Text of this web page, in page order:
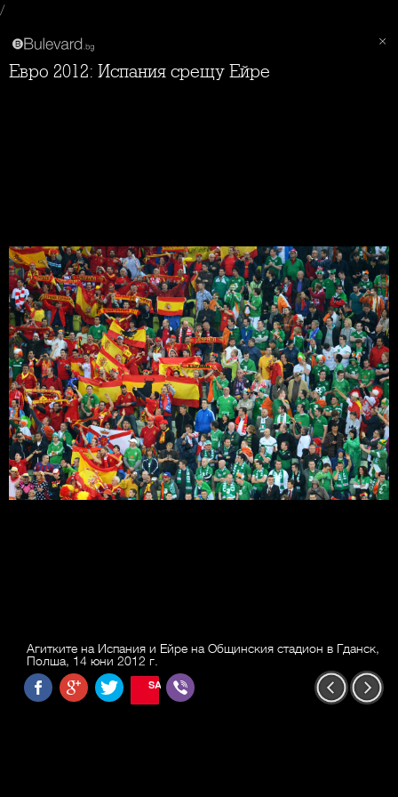
/
Евро 2012: Испания срещу Ейре
Агитките на Испания и Ейре на Общинския стадион в Гданск,
Полша, 14 юни 2012 г.
SAVE